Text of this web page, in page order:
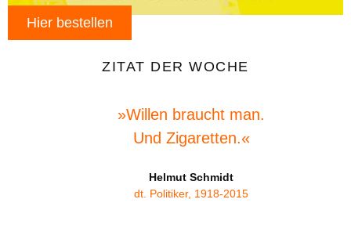
Hier bestellen
ZITAT DER WOCHE
»Willen braucht man.
Und Zigaretten.«
Helmut Schmidt
dt. Politiker, 1918-2015